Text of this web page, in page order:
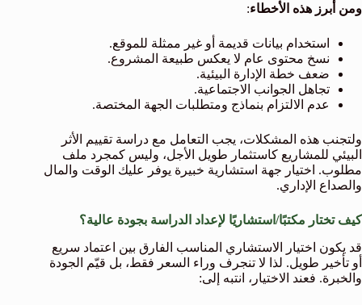
ومن أبرز هذه الأخطاء:
استخدام بيانات قديمة أو غير ممثلة للموقع.
نسخ محتوى عام لا يعكس طبيعة المشروع.
ضعف خطة الإدارة البيئية.
تجاهل الجوانب الاجتماعية.
عدم الالتزام بنماذج ومتطلبات الجهة المختصة.
ولتجنب هذه المشكلات، يجب التعامل مع دراسة تقييم الأثر
البيئي للمشاريع كاستثمار طويل الأجل، وليس كمجرد ملف
مطلوب. اختيار جهة استشارية خبيرة يوفر عليك الوقت والمال
والصداع الإداري.
كيف تختار مكتبًا/استشاريًا لإعداد الدراسة بجودة عالية؟
قد يكون اختيار الاستشاري المناسب الفارق بين اعتماد سريع
أو تأخير طويل. لذا لا تنجرف وراء السعر فقط، بل قيّم الجودة
والخبرة. فعند الاختيار، انتبه إلى: